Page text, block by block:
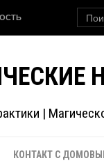
|
КОНТАКТ С